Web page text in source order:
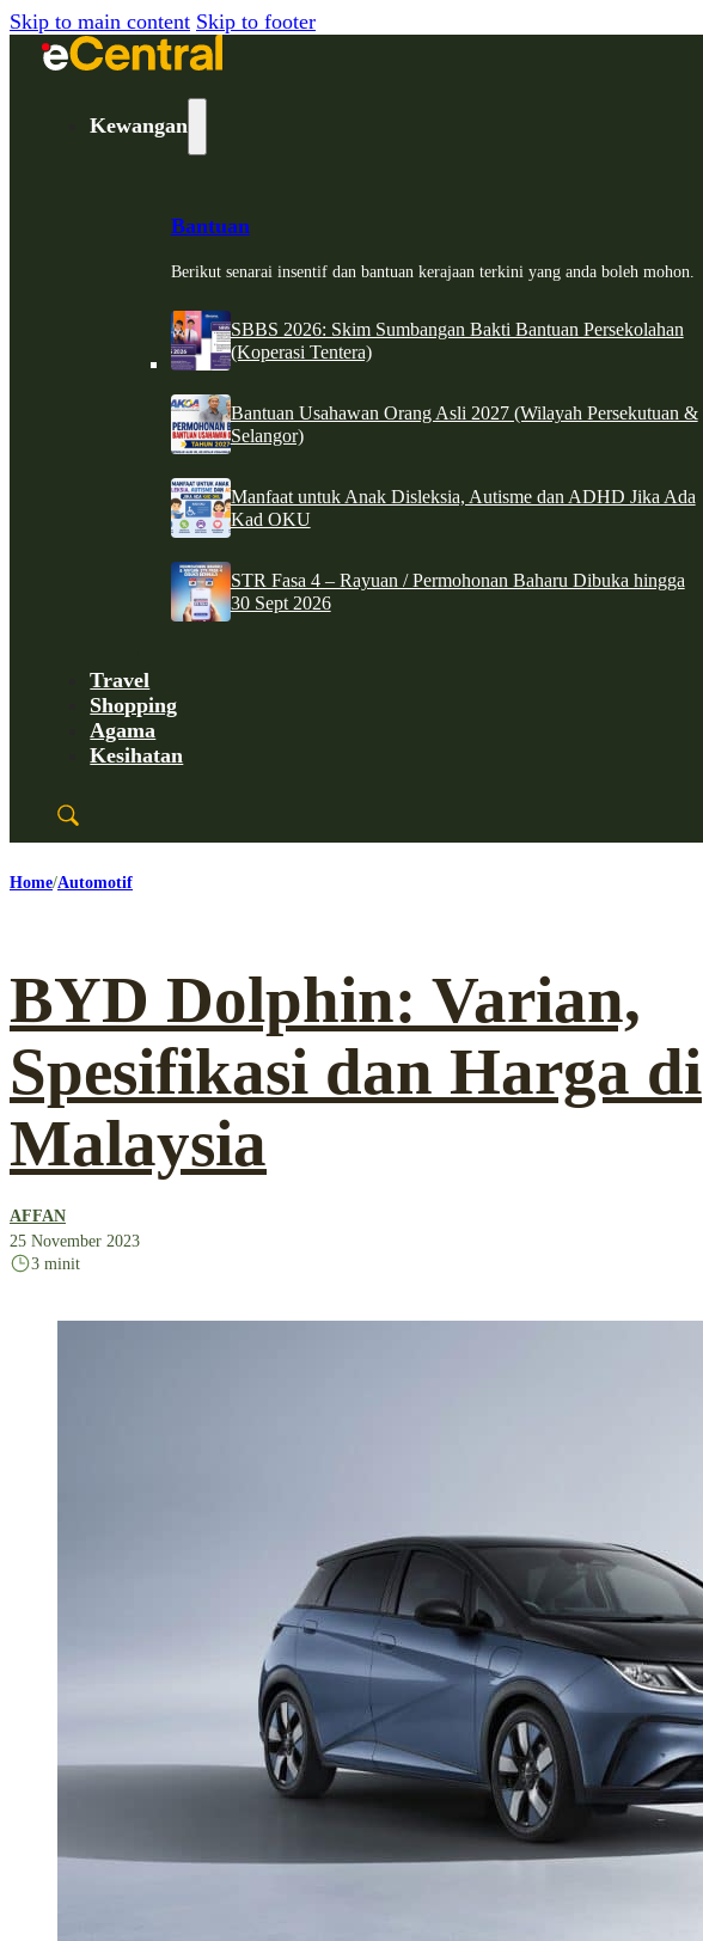
Skip to main content Skip to footer
Kewangan
Bantuan
Berikut senarai insentif dan bantuan kerajaan terkini yang anda boleh mohon.
SBBS 2026: Skim Sumbangan Bakti Bantuan Persekolahan
(Koperasi Tentera)
Bantuan Usahawan Orang Asli 2027 (Wilayah Persekutuan &
Selangor)
Manfaat untuk Anak Disleksia, Autisme dan ADHD Jika Ada
Kad OKU
STR Fasa 4 – Rayuan / Permohonan Baharu Dibuka hingga
30 Sept 2026
Travel
Shopping
Agama
Kesihatan
Home Automotif
BYD Dolphin: Varian,
Spesifikasi dan Harga di
Malaysia
AFFAN
25 November 2023
3 minit